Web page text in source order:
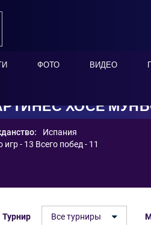
ФОТО ВИДЕО
ХОСЕ
Испания
игр - 13 Всего побед - 11
Турнир Все турниры